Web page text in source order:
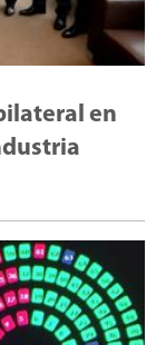
en